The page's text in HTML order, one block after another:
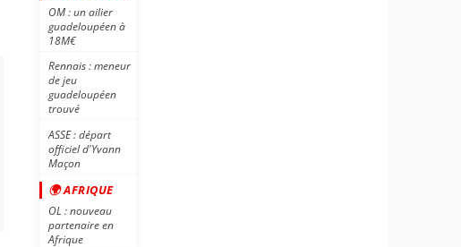
OM : un ailier
guadeloupéen à
18M€
Rennais : meneur
de jeu
guadeloupéen
trouvé
ASSE : départ
officiel d'Yvann
Maçon
🌍 AFRIQUE
OL : nouveau
partenaire en
Afrique